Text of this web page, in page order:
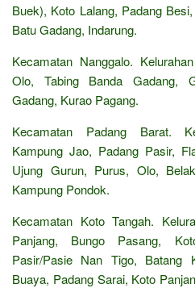
Buek), Koto Lalang, Padang
Batu Gadang, Indarung.
Kecamatan Nanggalo.
Olo, Tabing Banda Gadang,
Gadang, Kurao Pagang.
Kecamatan Padang Barat.
Kampung Jao, Padang Pasir,
Ujung Gurun, Purus, Olo,
Kampung Pondok.
Kecamatan Koto Tangah.
Panjang, Bungo Pasang,
Pasir/Pasie Nan Tigo, Batang
Buaya, Padang Sarai, Koto